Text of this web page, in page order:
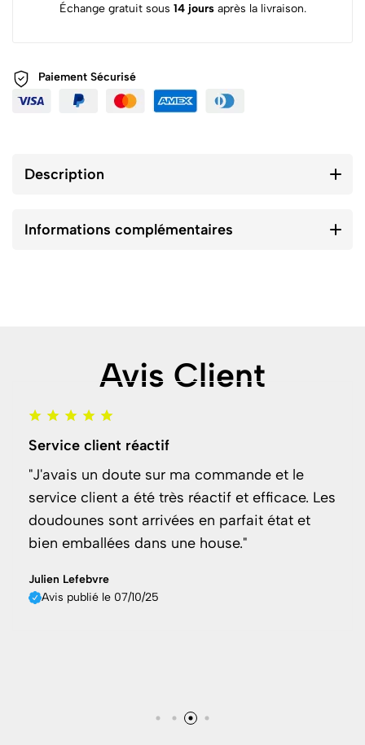
Échange gratuit sous 14 joursaprès la livraison.
Paiement Sécurisé
Description
Informations complémentaires
Avis Client
Service client réactif
"J'avais un doute sur ma commande et le
service client a été très réactif et efficace. Les
doudounes sont arrivées en parfait état et
bien emballées dans une house."
Julien Lefebvre
Avis publié le 07/10/25